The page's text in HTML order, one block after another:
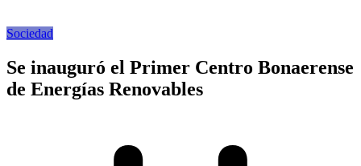
Sociedad
Se inauguró el Primer Centro Bonaerense
de Energías Renovables